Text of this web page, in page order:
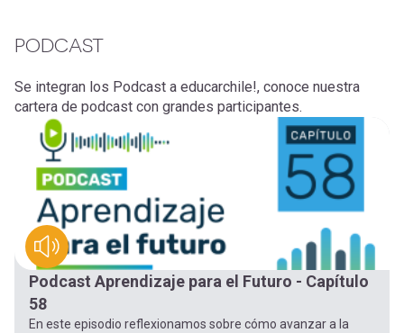
PODCAST
Se integran los Podcast a educarchile!, conoce nuestra
cartera de podcast con grandes participantes.
Podcast Aprendizaje para el Futuro - Capítulo
58
En este episodio reflexionamos sobre cómo avanzar a la